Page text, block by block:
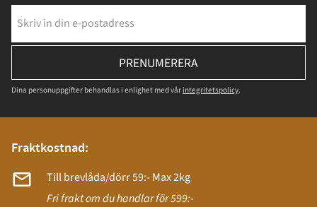
PRENUMERERA
Dina personuppgifter behandlas i enlighet med vår integritetspolicy.
Fraktkostnad:
Till brevlåda/dörr 59:- Max 2kg
Fri frakt om du handlar för 599:-